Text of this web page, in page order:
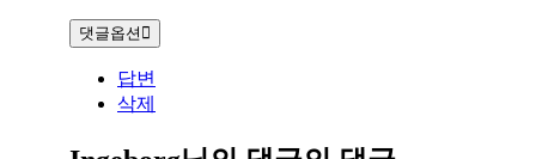
댓글옵션
답변
삭제